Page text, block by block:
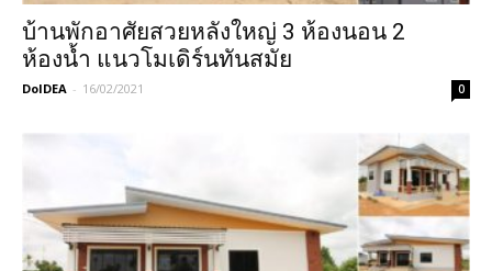
บ้านพักอาศัยสวยหลังใหญ่ 3 ห้องนอน 2
ห้องน้ำ แนวโมเดิร์นทันสมัย
DoIDEA - 16/02/2021 0